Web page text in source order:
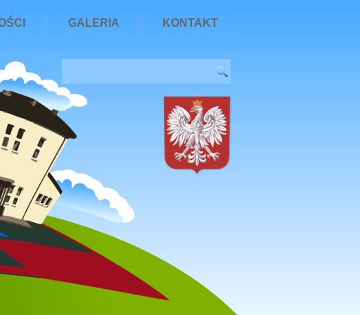
GALERIA KONTAKT